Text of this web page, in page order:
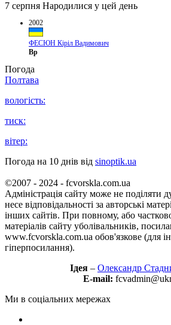
7 серпня Народилися у цей день
2002
ФЕСЮН Кіріл Вадимович
Вр
Погода
Полтава
вологість:
тиск:
вітер:
Погода на 10 днів від sinoptik.ua
©2007 - 2024 - fcvorskla.com.ua
Адміністрація сайту може не поділяти
несе відповідальності за авторські
інших сайтів. При повному, або
матеріалів сайту уболівальників,
www.fcvorskla.com.ua обов'язкове (для
гіперпосилання).
Ідея – Олександр
E-mail:
Ми в соціальних мережах